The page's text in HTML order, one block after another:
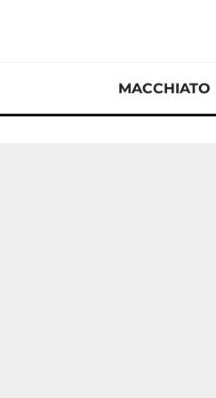
MACCHIATO